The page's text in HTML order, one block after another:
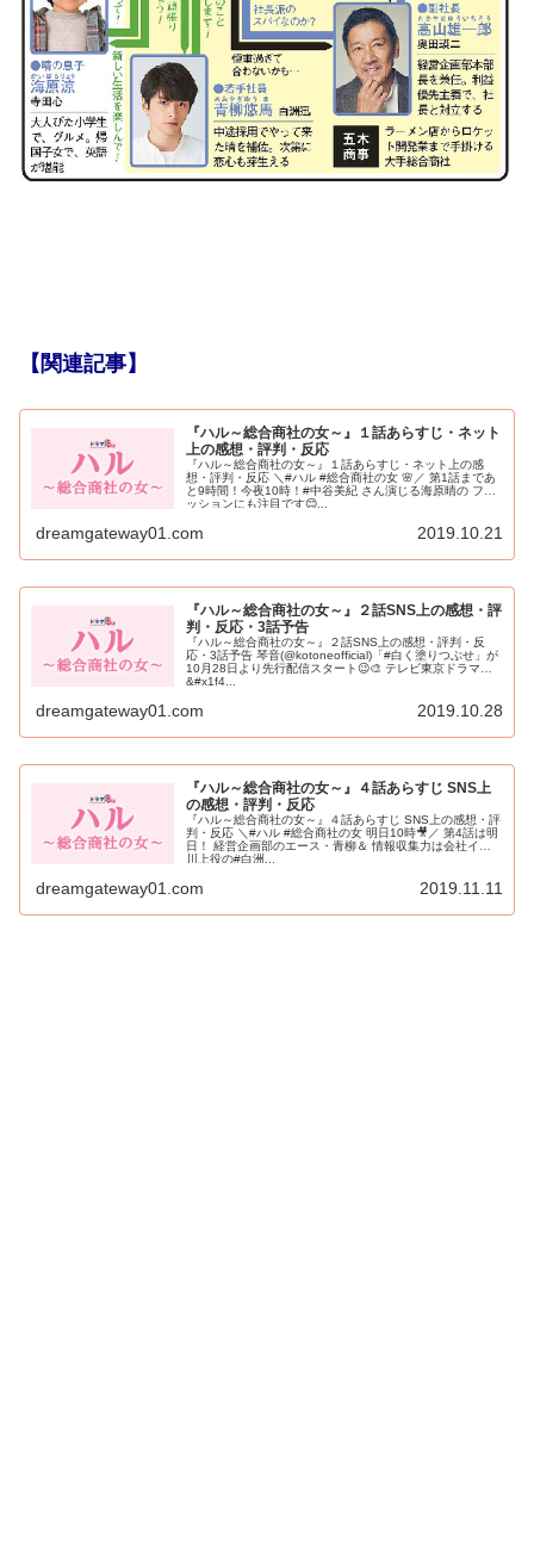
【関連記事】
『ハル～総合商社の女～』１話あらすじ・ネット
上の感想・評判・反応
『ハル～総合商社の女～』１話あらすじ・ネット上の感
想・評判・反応 ＼#ハル #総合商社の女 🌸／ 第1話まであ
と9時間！今夜10時！#中谷美紀 さん演じる海原晴の ファ
ッションにも注目です😊...
dreamgateway01.com 2019.10.21
『ハル～総合商社の女～』２話SNS上の感想・評
判・反応・3話予告
『ハル～総合商社の女～』２話SNS上の感想・評判・反
応・3話予告 琴音(@kotoneofficial)「#白く塗りつぶせ」が
10月28日より先行配信スタート😉🎨 テレビ東京ドラマ
&#x1f4...
dreamgateway01.com 2019.10.28
『ハル～総合商社の女～』４話あらすじ SNS上
の感想・評判・反応
『ハル～総合商社の女～』４話あらすじ SNS上の感想・評
判・反応 ＼#ハル #総合商社の女 明日10時🎥／ 第4話は明
日！ 経営企画部のエース・青柳＆ 情報収集力は会社イチ⁉︎
川上役の#白洲...
dreamgateway01.com 2019.11.11